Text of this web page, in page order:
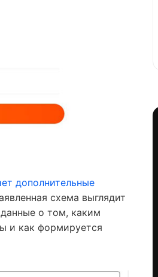
дополнительные
схема выглядит
о том, каким
и как формируется